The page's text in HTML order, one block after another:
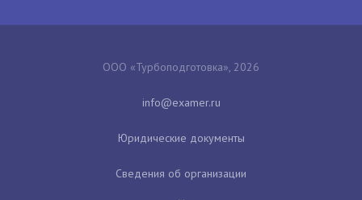
ООО «Турбоподготовка», 2026
Юридические документы
Сведения об организации